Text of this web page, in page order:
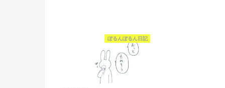
ぽるんぽるん日記